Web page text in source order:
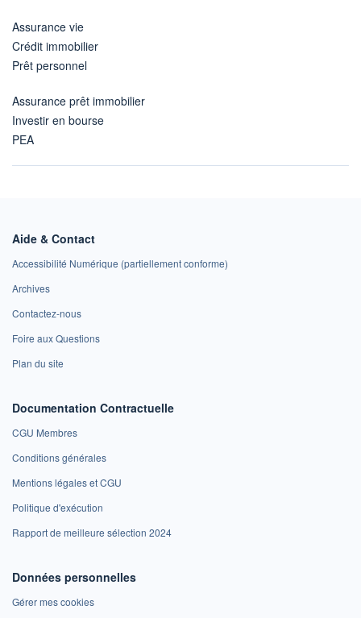
Assurance vie
Crédit immobilier
Prêt personnel
Assurance prêt immobilier
Investir en bourse
PEA
Aide & Contact
Accessibilité Numérique (partiellement conforme)
Archives
Contactez-nous
Foire aux Questions
Plan du site
Documentation Contractuelle
CGU Membres
Conditions générales
Mentions légales et CGU
Politique d'exécution
Rapport de meilleure sélection 2024
Données personnelles
Gérer mes cookies